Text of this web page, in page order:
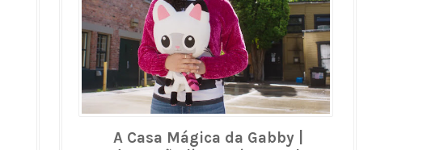
A Casa Mágica da Gabby |